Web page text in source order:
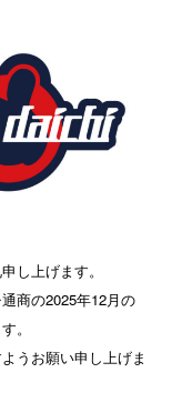
し上げます。
商の2025年12月の
。
うお願い申し上げま